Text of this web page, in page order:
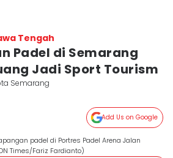
Tengah
Padel di Semarang
Jadi Sport Tourism
Semarang
Add Us on Google
padel di Portres Padel Arena Jalan
Times/Fariz Fardianto)